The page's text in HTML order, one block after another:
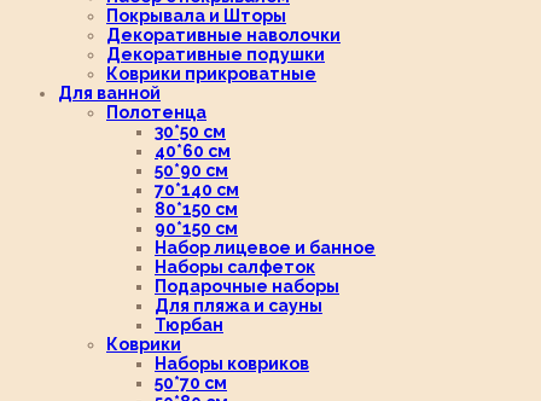
Покрывала и Шторы
Декоративные наволочки
Декоративные подушки
Коврики прикроватные
Для ванной
Полотенца
30*50 см
40*60 см
50*90 см
70*140 см
80*150 см
90*150 см
Набор лицевое и банное
Наборы салфеток
Подарочные наборы
Для пляжа и сауны
Тюрбан
Коврики
Наборы ковриков
50*70 см